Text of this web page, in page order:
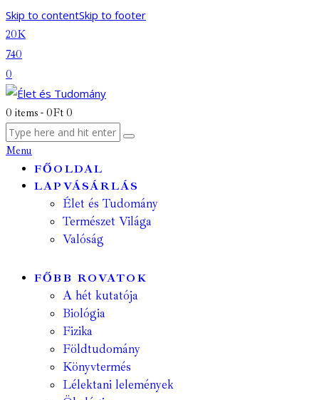
Skip to contentSkip to footer
20K
740
0
0 items - 0Ft 0
Menu
FŐOLDAL
LAPVÁSÁRLÁS
Élet és Tudomány
Természet Világa
Valóság
FŐBB ROVATOK
A hét kutatója
Biológia
Fizika
Földtudomány
Könyvtermés
Lélektani lelemények